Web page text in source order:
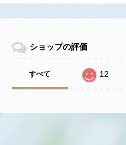
ショップの評価
すべて 12